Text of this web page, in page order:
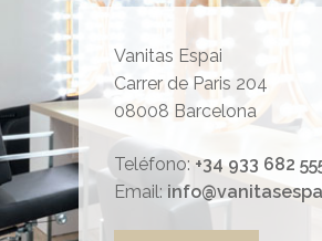
Vanitas Espai
Carrer de Paris 204
08008 Barcelona
Teléfono: +34 933 682
Email: